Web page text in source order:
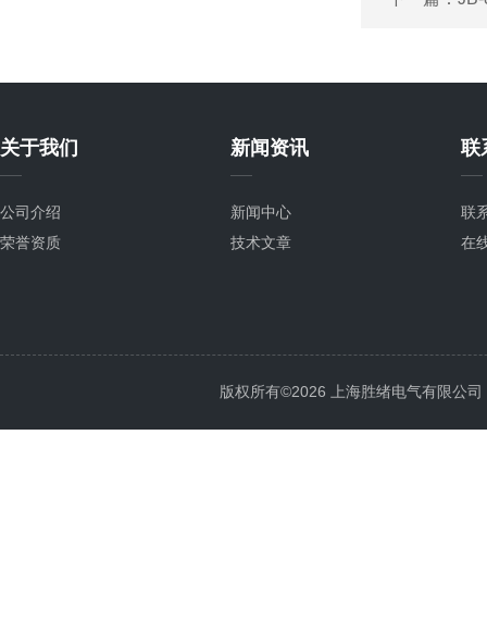
关于我们
公司介绍
荣誉资质
新闻资讯
新闻中心
技术文章
联
联
在
版权所有©2026 上海胜绪电气有限公